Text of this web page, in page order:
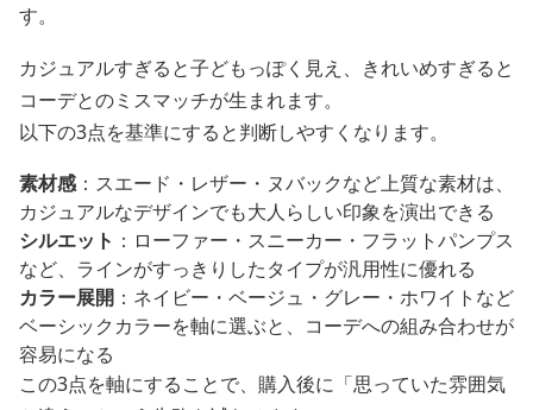
す。
カジュアルすぎると子どもっぽく見え、きれいめすぎると
コーデとのミスマッチが生まれます。
以下の3点を基準にすると判断しやすくなります。
素材感：スエード・レザー・ヌバックなど上質な素材は、
カジュアルなデザインでも大人らしい印象を演出できる
シルエット ：ローファー・スニーカー・フラットパンプス
など、ラインがすっきりしたタイプが汎用性に優れる
カラー展開 ：ネイビー・ベージュ・グレー・ホワイトなど
ベーシックカラーを軸に選ぶと、コーデへの組み合わせが
容易になる
この3点を軸にすることで、購入後に「思っていた雰囲気